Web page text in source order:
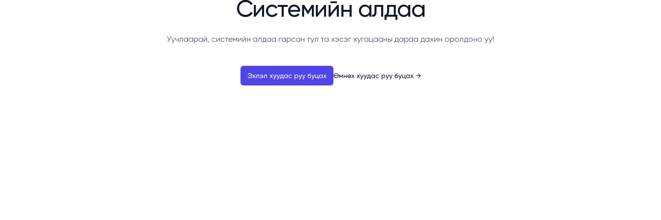
Системийн алдаа
Уучлаарай, системийн алдаа гарсан тул та хэсэг хугацааны дараа дахин оролдоно уу!
Эхлэл хуудас руу буцах Өмнөх хуудас руу буцах →